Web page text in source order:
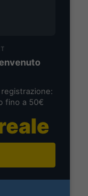
registrazione:
fino a 50€